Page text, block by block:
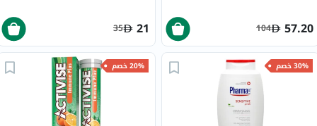
57.20
104
21
35
30% خصم 20% خصم